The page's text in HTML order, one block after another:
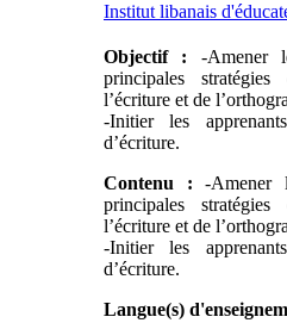
Institut libanais
Objectif : -Amener
principales
l’écriture et de
-Initier les
d’écriture.
Contenu :-Amener
principales
l’écriture et de
-Initier les
d’écriture.
Langue(s)